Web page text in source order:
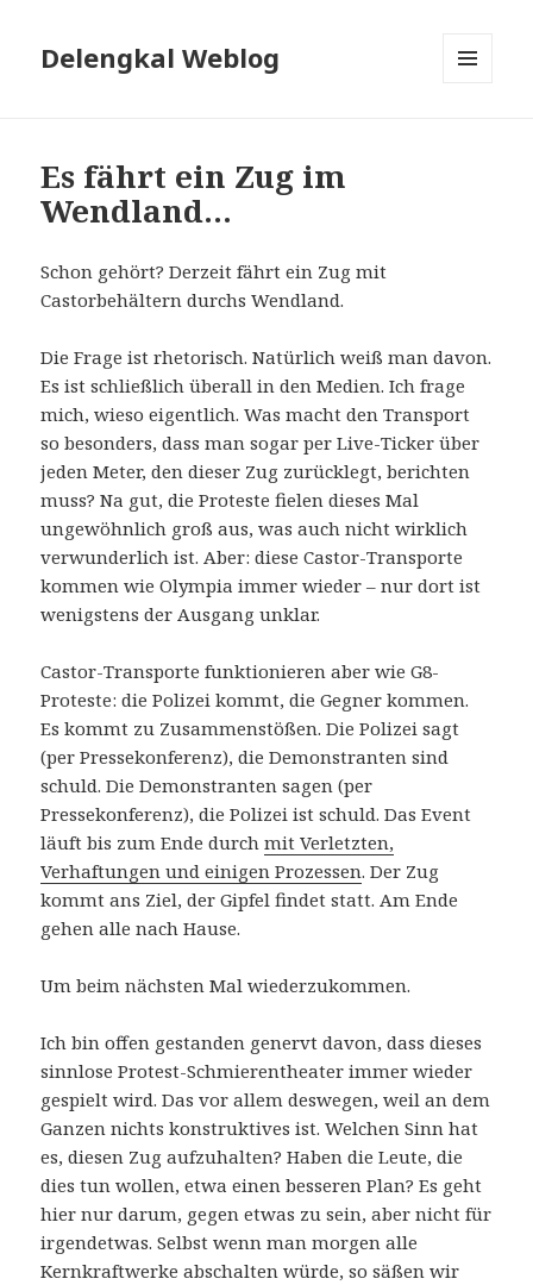
Delengkal Weblog
Es fährt ein Zug im
Wendland…
Schon gehört? Derzeit fährt ein Zug mit
Castorbehältern durchs Wendland.
Die Frage ist rhetorisch. Natürlich weiß man davon.
Es ist schließlich überall in den Medien. Ich frage
mich, wieso eigentlich. Was macht den Transport
so besonders, dass man sogar per Live-Ticker über
jeden Meter, den dieser Zug zurücklegt, berichten
muss? Na gut, die Proteste fielen dieses Mal
ungewöhnlich groß aus, was auch nicht wirklich
verwunderlich ist. Aber: diese Castor-Transporte
kommen wie Olympia immer wieder – nur dort ist
wenigstens der Ausgang unklar.
Castor-Transporte funktionieren aber wie G8-
Proteste: die Polizei kommt, die Gegner kommen.
Es kommt zu Zusammenstößen. Die Polizei sagt
(per Pressekonferenz), die Demonstranten sind
schuld. Die Demonstranten sagen (per
Pressekonferenz), die Polizei ist schuld. Das Event
läuft bis zum Ende durchmit Verletzten,
Verhaftungen und einigen Prozessen. Der Zug
kommt ans Ziel, der Gipfel findet statt. Am Ende
gehen alle nach Hause.
Um beim nächsten Mal wiederzukommen.
Ich bin offen gestanden genervt davon, dass dieses
sinnlose Protest-Schmierentheater immer wieder
gespielt wird. Das vor allem deswegen, weil an dem
Ganzen nichts konstruktives ist. Welchen Sinn hat
es, diesen Zug aufzuhalten? Haben die Leute, die
dies tun wollen, etwa einen besseren Plan? Es geht
hier nur darum, gegen etwas zu sein, aber nicht für
irgendetwas. Selbst wenn man morgen alle
Kernkraftwerke abschalten würde, so säßen wir